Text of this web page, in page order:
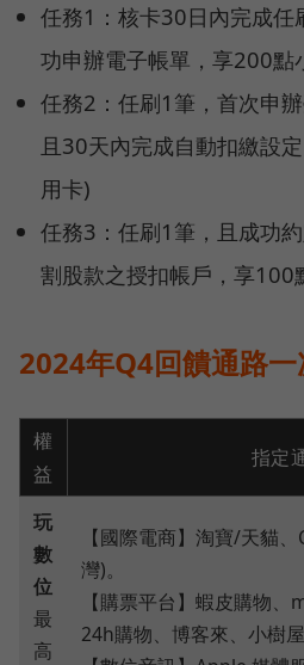
任務1：核卡30日內完成
功申辦電子帳單，享200點
任務2：任刷1筆，首次申
且30天內完成自動扣繳設
用卡)
任務3：任刷1筆，且成功
割股款之授扣帳戶，享100
2024年Q4回饋通路
權
益
指定
玩
數
位
最
高
【國際電商】淘寶/天貓
灣)。
【購票平台】蝦皮購物
24h購物、博客來、小樹屋